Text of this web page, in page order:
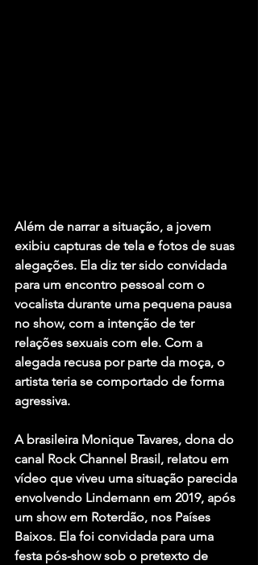
Além de narrar a situação, a jovem
exibiu capturas de tela e fotos de suas
alegações. Ela diz ter sido convidada
para um encontro pessoal com o
vocalista durante uma pequena pausa
no show, com a intenção de ter
relações sexuais com ele. Com a
alegada recusa por parte da moça, o
artista teria se comportado de forma
agressiva.
A brasileira Monique Tavares, dona do
canal Rock Channel Brasil, relatou em
vídeo que viveu uma situação parecida
envolvendo Lindemann em 2019, após
um show em Roterdão, nos Países
Baixos. Ela foi convidada para uma
festa pós-show sob o pretexto de